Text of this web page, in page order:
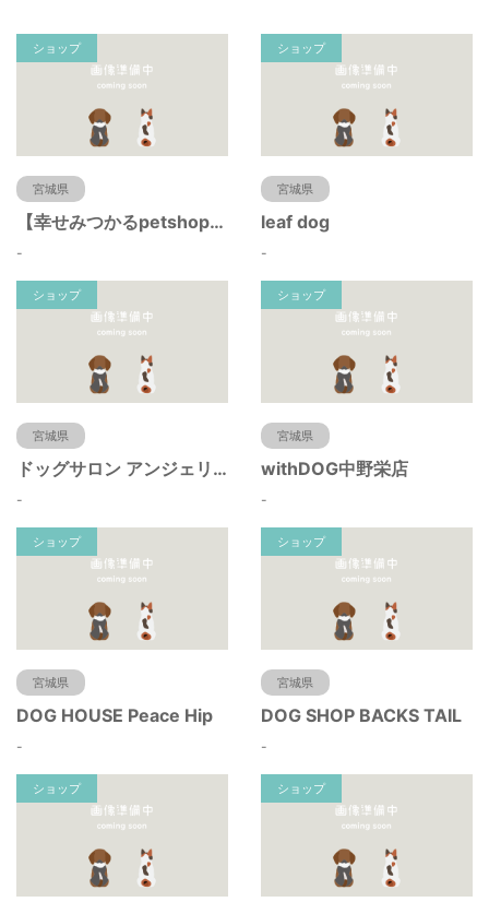
ショップ
宮城県
【幸せみつかるpetshop】ハバナデー
-
ショップ
宮城県
leaf dog
-
ショップ
宮城県
ドッグサロン アンジェリーク
-
ショップ
宮城県
withDOG中野栄店
-
ショップ
宮城県
DOG HOUSE Peace Hip
-
ショップ
宮城県
DOG SHOP BACKS TAIL
-
ショップ ショップ